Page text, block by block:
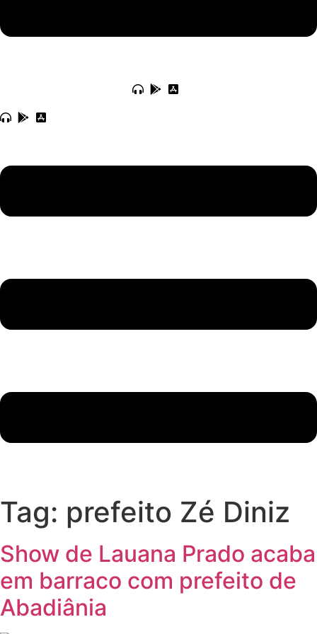
Tag: prefeito Zé Diniz
Show de Lauana Prado acaba
em barraco com prefeito de
Abadiânia